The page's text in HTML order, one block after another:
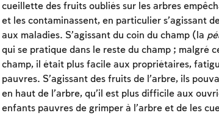
cueillette des fruits oubliés sur les arbres
et les contaminassent, en particulier s’agissant
aux maladies. S’agissant du coin du champ (la
qui se pratique dans le reste du champ ; malgré
champ, il était plus facile aux propriétaires,
pauvres. S’agissant des fruits de l’arbre, ils
en haut de l’arbre, qu’il est plus difficile aux
enfants pauvres de grimper à l’arbre et de les